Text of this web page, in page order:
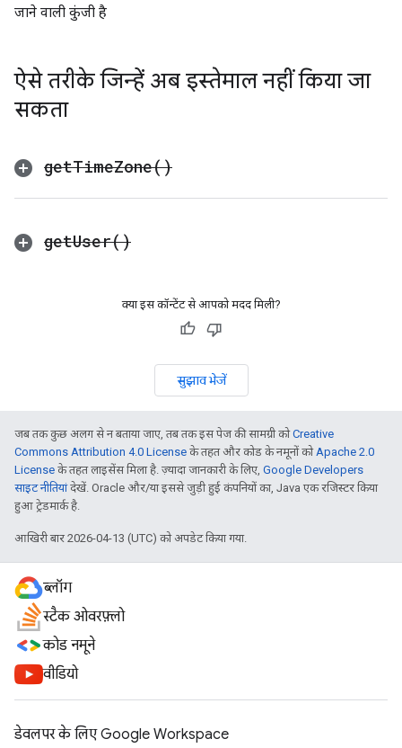
जाने वाली कुंजी है
ऐसे तरीके जिन्हें अब इस्तेमाल नहीं किया जा
सकता
getTimeZone()
getUser()
क्या इस कॉन्टेंट से आपको मदद मिली?
सुझाव भेजें
जब तक कुछ अलग से न बताया जाए, तब तक इस पेज की सामग्री कोCreative
Commons Attribution 4.0 License के तहत और कोड के नमूनों कोApache 2.0
License के तहत लाइसेंस मिला है. ज़्यादा जानकारी के लिए, Google Developers
साइट नीतियांदेखें. Oracle और/या इससे जुड़ी हुई कंपनियों का, Java एक रजिस्टर किया
हुआ ट्रेडमार्क है.
आखिरी बार 2026-04-13 (UTC) को अपडेट किया गया.
ब्लॉग
स्टैक ओवरफ़्लो
कोड नमूने
वीडियो
डेवलपर के लिए Google Workspace